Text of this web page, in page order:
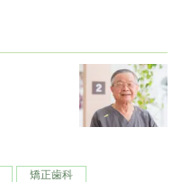
矯正歯科